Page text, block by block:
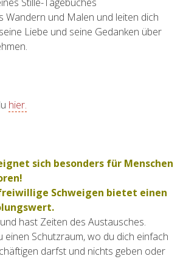
Wandern und Malen und leiten dich
Liebe und seine Gedanken über
hier.
sich besonders für Menschen
Schweigen bietet einen
hast Zeiten des Austausches.
einen Schutzraum, wo du dich einfach
darfst und nichts geben oder